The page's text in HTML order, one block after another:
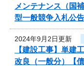
メンテナンス（国
型一般競争入札公告
2024年9月2日更新
【建設工事】単建
改良（一般分）【